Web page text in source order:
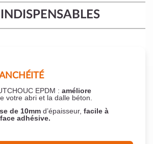
INDISPENSABLES
EPDM : améliore
votre abri et la dalle béton.
de 10mm d’épaisseur, facile à
adhésive.